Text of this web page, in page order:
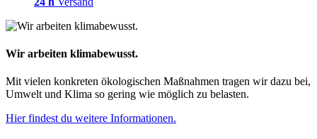
Wir arbeiten klimabewusst.
Mit vielen konkreten ökologischen Maßnahmen tragen wir dazu bei,
Umwelt und Klima so gering wie möglich zu belasten.
Hier findest du weitere Informationen.